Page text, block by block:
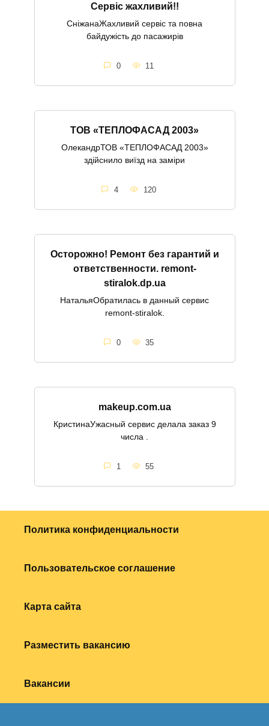
Сервіс жахливий!!
СніжанаЖахливий сервіс та повна
байдужість до пасажирів
0 11
ТОВ «ТЕПЛОФАСАД 2003»
ОлекандрТОВ «ТЕПЛОФАСАД 2003»
здійснило виїзд на заміри
4 120
Осторожно! Ремонт без гарантий и
ответственности. remont-
stiralok.dp.ua
НатальяОбратилась в данный сервис
remont-stiralok.
0 35
makeup.com.ua
КристинаУжасный сервис делала заказ 9
числа .
1 55
Политика конфиденциальности
Пользовательское соглашение
Карта сайта
Разместить вакансию
Вакансии